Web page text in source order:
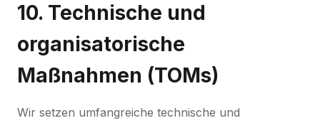
10. Technische und
organisatorische
Maßnahmen (TOMs)
Wir setzen umfangreiche technische und